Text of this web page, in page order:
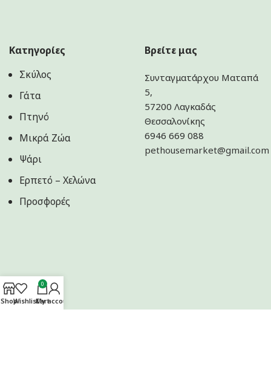
Κατηγορίες
Σκύλος
Γάτα
Πτηνό
Μικρά Ζώα
Ψάρι
Ερπετό – Χελώνα
Προσφορές
Βρείτε μας
Συνταγματάρχου Ματαπά
5,
57200 Λαγκαδάς
Θεσσαλονίκης
6946 669 088
pethousemarket@gmail.com
ShopWishlist
0
Cart
My account